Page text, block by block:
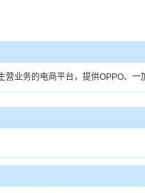
营业务的电商平台，提供OPPO、一